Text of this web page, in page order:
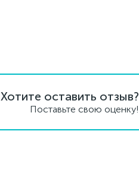
Хотите оставить отзыв?
Поставьте свою оценку!